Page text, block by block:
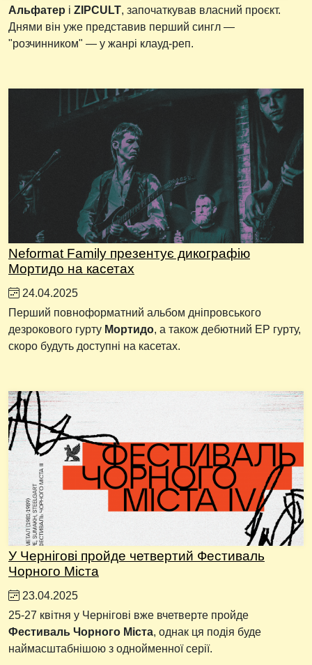
Альфатер і ZIPCULT, започаткував власний проєкт.
Днями він уже представив перший сингл —
"розчинником" — у жанрі клауд-реп.
Neformat Family презентує дикографію
Мортидо на касетах
24.04.2025
Перший повноформатний альбом дніпровського
дезрокового гурту Мортидо, а також дебютний EP гурту,
скоро будуть доступні на касетах.
У Чернігові пройде четвертий Фестиваль
Чорного Міста
23.04.2025
25-27 квітня у Чернігові вже вчетверте пройде
Фестиваль Чорного Міста, однак ця подія буде
наймасштабнішою з однойменної серії.